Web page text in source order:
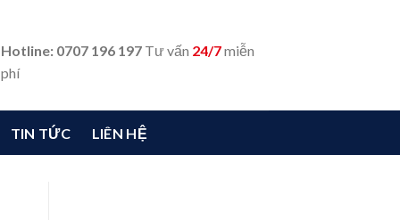
Hotline: 0707 196 197 Tư vấn 24/7miễn
phí
TIN TỨC LIÊN HỆ